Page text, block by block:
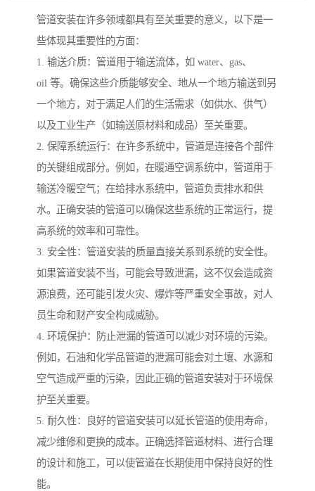
管道安装在许多领域都具有至关重要的意义，以下是一
些体现其重要性的方面：
1. 输送介质：管道用于输送流体，如 water、gas、
oil 等。确保这些介质能够安全、地从一个地方输送到另
一个地方，对于满足人们的生活需求（如供水、供气）
以及工业生产（如输送原材料和成品）至关重要。
2. 保障系统运行：在许多系统中，管道是连接各个部件
的关键组成部分。例如，在暖通空调系统中，管道用于
输送冷暖空气；在给排水系统中，管道负责排水和供
水。正确安装的管道可以确保这些系统的正常运行，提
高系统的效率和可靠性。
3. 安全性：管道安装的质量直接关系到系统的安全性。
如果管道安装不当，可能会导致泄漏，这不仅会造成资
源浪费，还可能引发火灾、爆炸等严重安全事故，对人
员生命和财产安全构成威胁。
4. 环境保护：防止泄漏的管道可以减少对环境的污染。
例如，石油和化学品管道的泄漏可能会对土壤、水源和
空气造成严重的污染，因此正确的管道安装对于环境保
护至关重要。
5. 耐久性：良好的管道安装可以延长管道的使用寿命，
减少维修和更换的成本。正确选择管道材料、进行合理
的设计和施工，可以使管道在长期使用中保持良好的性
能。